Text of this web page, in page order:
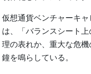
仮想通貨ベンチャーキ
は、「バランスシート
理の表れか、重大な危
鐘を鳴らしている。